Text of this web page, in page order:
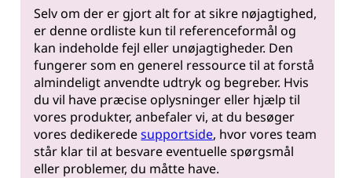
Selv om der er gjort alt for at sikre nøjagtighed,
er denne ordliste kun til referenceformål og
kan indeholde fejl eller unøjagtigheder. Den
fungerer som en generel ressource til at forstå
almindeligt anvendte udtryk og begreber. Hvis
du vil have præcise oplysninger eller hjælp til
vores produkter, anbefaler vi, at du besøger
vores dedikeredesupportside, hvor vores team
står klar til at besvare eventuelle spørgsmål
eller problemer, du måtte have.